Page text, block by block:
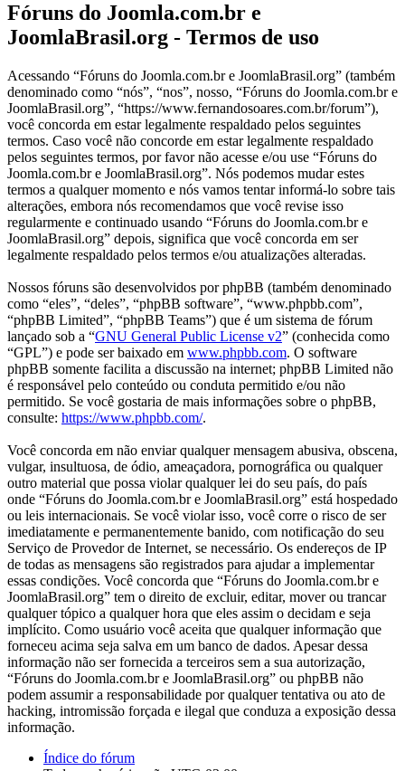
Fóruns do Joomla.com.br e
JoomlaBrasil.org - Termos de uso
Acessando “Fóruns do Joomla.com.br e JoomlaBrasil.org” (também
denominado como “nós”, “nos”, nosso, “Fóruns do Joomla.com.br e
JoomlaBrasil.org”, “https://www.fernandosoares.com.br/forum”),
você concorda em estar legalmente respaldado pelos seguintes
termos. Caso você não concorde em estar legalmente respaldado
pelos seguintes termos, por favor não acesse e/ou use “Fóruns do
Joomla.com.br e JoomlaBrasil.org”. Nós podemos mudar estes
termos a qualquer momento e nós vamos tentar informá-lo sobre tais
alterações, embora nós recomendamos que você revise isso
regularmente e continuado usando “Fóruns do Joomla.com.br e
JoomlaBrasil.org” depois, significa que você concorda em ser
legalmente respaldado pelos termos e/ou atualizações alteradas.
Nossos fóruns são desenvolvidos por phpBB (também denominado
como “eles”, “deles”, “phpBB software”, “www.phpbb.com”,
“phpBB Limited”, “phpBB Teams”) que é um sistema de fórum
lançado sob a “GNU General Public License v2” (conhecida como
“GPL”) e pode ser baixado em www.phpbb.com. O software
phpBB somente facilita a discussão na internet; phpBB Limited não
é responsável pelo conteúdo ou conduta permitido e/ou não
permitido. Se você gostaria de mais informações sobre o phpBB,
consulte: https://www.phpbb.com/.
Você concorda em não enviar qualquer mensagem abusiva, obscena,
vulgar, insultuosa, de ódio, ameaçadora, pornográfica ou qualquer
outro material que possa violar qualquer lei do seu país, do país
onde “Fóruns do Joomla.com.br e JoomlaBrasil.org” está hospedado
ou leis internacionais. Se você violar isso, você corre o risco de ser
imediatamente e permanentemente banido, com notificação do seu
Serviço de Provedor de Internet, se necessário. Os endereços de IP
de todas as mensagens são registrados para ajudar a implementar
essas condições. Você concorda que “Fóruns do Joomla.com.br e
JoomlaBrasil.org” tem o direito de excluir, editar, mover ou trancar
qualquer tópico a qualquer hora que eles assim o decidam e seja
implícito. Como usuário você aceita que qualquer informação que
forneceu acima seja salva em um banco de dados. Apesar dessa
informação não ser fornecida a terceiros sem a sua autorização,
“Fóruns do Joomla.com.br e JoomlaBrasil.org” ou phpBB não
podem assumir a responsabilidade por qualquer tentativa ou ato de
hacking, intromissão forçada e ilegal que conduza a exposição dessa
informação.
Índice do fórum